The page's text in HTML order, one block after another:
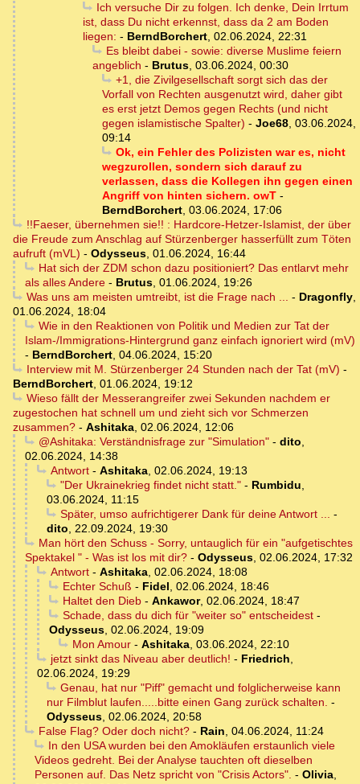
Ich versuche Dir zu folgen. Ich denke, Dein Irrtum
ist, dass Du nicht erkennst, dass da 2 am Boden
liegen: - BerndBorchert, 02.06.2024, 22:31
Es bleibt dabei - sowie: diverse Muslime feiern
angeblich - Brutus, 03.06.2024, 00:30
+1, die Zivilgesellschaft sorgt sich das der
Vorfall von Rechten ausgenutzt wird, daher gibt
es erst jetzt Demos gegen Rechts (und nicht
gegen islamistische Spalter) - Joe68, 03.06.2024,
09:14
Ok, ein Fehler des Polizisten war es, nicht
wegzurollen, sondern sich darauf zu
verlassen, dass die Kollegen ihn gegen einen
Angriff von hinten sichern. owT -
BerndBorchert, 03.06.2024, 17:06
!!Faeser, übernehmen sie!! : Hardcore-Hetzer-Islamist, der über
die Freude zum Anschlag auf Stürzenberger hasserfüllt zum Töten
aufruft (mVL) - Odysseus, 01.06.2024, 16:44
Hat sich der ZDM schon dazu positioniert? Das entlarvt mehr
als alles Andere - Brutus, 01.06.2024, 19:26
Was uns am meisten umtreibt, ist die Frage nach ... - Dragonfly,
01.06.2024, 18:04
Wie in den Reaktionen von Politik und Medien zur Tat der
Islam-/Immigrations-Hintergrund ganz einfach ignoriert wird (mV)
- BerndBorchert, 04.06.2024, 15:20
Interview mit M. Stürzenberger 24 Stunden nach der Tat (mV) -
BerndBorchert, 01.06.2024, 19:12
Wieso fällt der Messerangreifer zwei Sekunden nachdem er
zugestochen hat schnell um und zieht sich vor Schmerzen
zusammen? - Ashitaka, 02.06.2024, 12:06
@Ashitaka: Verständnisfrage zur "Simulation"- dito,
02.06.2024, 14:38
Antwort- Ashitaka, 02.06.2024, 19:13
"Der Ukrainekrieg findet nicht statt."- Rumbidu,
03.06.2024, 11:15
Später, umso aufrichtigerer Dank für deine Antwort ... -
dito, 22.09.2024, 19:30
Man hört den Schuss - Sorry, untauglich für ein "aufgetischtes
Spektakel " - Was ist los mit dir? - Odysseus, 02.06.2024, 17:32
Antwort- Ashitaka, 02.06.2024, 18:08
Echter Schuß - Fidel, 02.06.2024, 18:46
Haltet den Dieb- Ankawor, 02.06.2024, 18:47
Schade, dass du dich für "weiter so" entscheidest-
Odysseus, 02.06.2024, 19:09
Mon Amour- Ashitaka, 03.06.2024, 22:10
jetzt sinkt das Niveau aber deutlich! - Friedrich,
02.06.2024, 19:29
Genau, hat nur "Piff" gemacht und folglicherweise kann
nur Filmblut laufen.....bitte einen Gang zurück schalten. -
Odysseus, 02.06.2024, 20:58
False Flag? Oder doch nicht?- Rain, 04.06.2024, 11:24
In den USA wurden bei den Amokläufen erstaunlich viele
Videos gedreht. Bei der Analyse tauchten oft dieselben
Personen auf. Das Netz spricht von "Crisis Actors". - Olivia,